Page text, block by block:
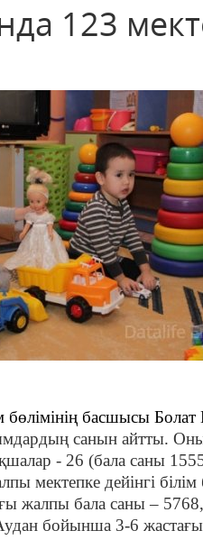
123
бөлімінің басшысы
санын айтты.
- 26 (бала саны
мектепке дейінгі
жалпы бала саны –
бойынша 3-6 жастағы